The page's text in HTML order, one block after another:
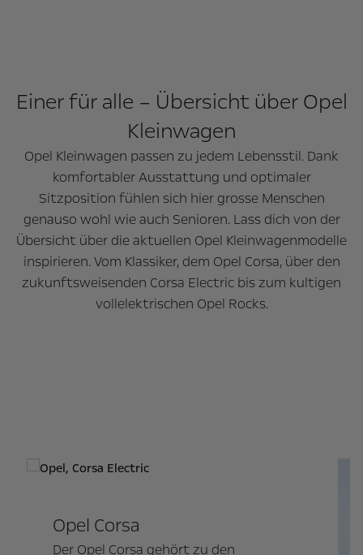
Einer für alle – Übersicht über Opel
Kleinwagen
Opel Kleinwagen passen zu jedem Lebensstil. Dank
komfortabler Ausstattung und optimaler
Sitzposition fühlen sich hier grosse Menschen
genauso wohl wie auch Senioren. Lass dich von der
Übersicht über die aktuellen Opel Kleinwagenmodelle
inspirieren. Vom Klassiker, dem Opel Corsa, über den
zukunftsweisenden Corsa Electric bis zum kultigen
vollelektrischen Opel Rocks.